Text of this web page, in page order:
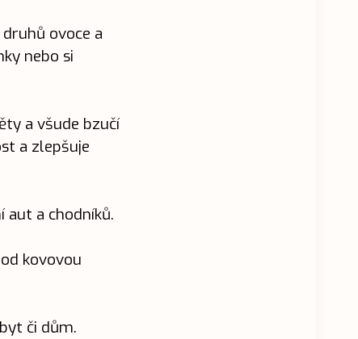
ovoce a
nebo si
a všude bzučí
a zlepšuje
aut a chodníků.
kovovou
či dům.